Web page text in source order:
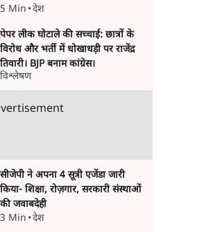
5 Min •देश
पेपर लीक घोटाले की सच्चाई: छात्रों के
विरोध और भर्ती में धोखाधड़ी पर राजेंद्र
तिवारी। BJP बनाम कांग्रेस।
विश्लेषण
सीजेपी ने अपना 4 सूत्री एजेंडा जारी
किया- शिक्षा, रोज़गार, सरकारी संस्थाओं
की जवाबदेही
3 Min •देश